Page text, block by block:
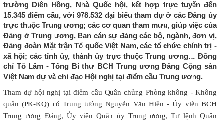
trường Diên Hồng, Nhà Quốc hội, kết hợp trực tuyến đến
15.345 điểm cầu, với 978.532 đại biểu tham dự ở các Đảng ủy
trực thuộc Trung ương; các cơ quan tham mưu, giúp việc của
Đảng ở Trung ương, Ban cán sự đảng các bộ, ngành, đơn vị,
Đảng đoàn Mặt trận Tổ quốc Việt Nam, các tổ chức chính trị -
xã hội; các tỉnh ủy, thành ủy trực thuộc Trung ương… Đồng
chí Tô Lâm - Tổng Bí thư BCH Trung ương Đảng Cộng sản
Việt Nam dự và chỉ đạo Hội nghị tại điểm cầu Trung ương.
Tham dự hội nghị tại điểm cầu Quân chủng Phòng không - Không
quân (PK-KQ) có Trung tướng Nguyễn Văn Hiền - Ủy viên BCH
Trung ương Đảng, Ủy viên Quân ủy Trung ương, Tư lệnh Quân